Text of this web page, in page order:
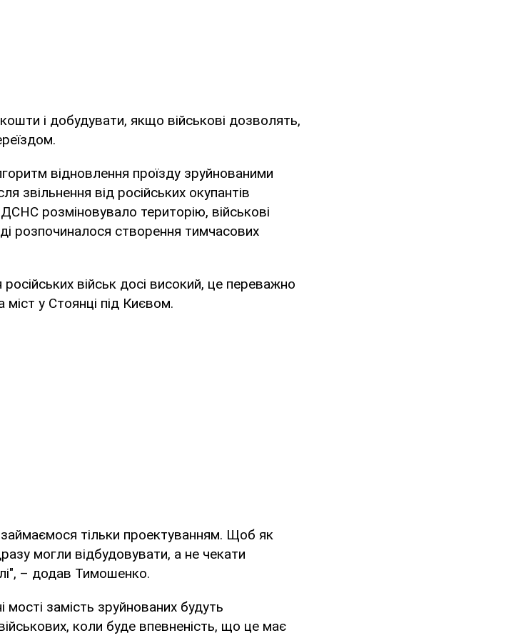
і добудувати, якщо військові дозволять,
відновлення проїзду зруйнованими
звільнення від російських окупантів
розміновувало територію, військові
розпочиналося створення тимчасових
військ досі високий, це переважно
міст у Стоянці під Києвом.
тільки проектуванням. Щоб як
могли відбудовувати, а не чекати
– додав Тимошенко.
мості замість зруйнованих будуть
коли буде впевненість, що це має